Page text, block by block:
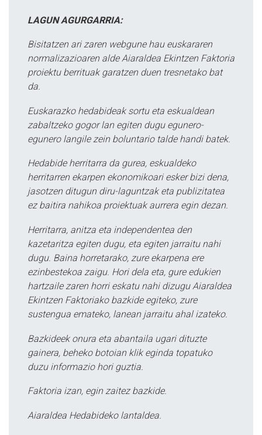
LAGUN AGURGARRIA:
Bisitatzen ari zaren webgune hau euskararen
normalizazioaren alde Aiaraldea Ekintzen Faktoria
proiektu berrituak garatzen duen tresnetako bat
da.
Euskarazko hedabideak sortu eta eskualdean
zabaltzeko gogor lan egiten dugu egunero-
egunero langile zein boluntario talde handi batek.
Hedabide herritarra da gurea, eskualdeko
herritarren ekarpen ekonomikoari esker bizi dena,
jasotzen ditugun diru-laguntzak eta publizitatea
ez baitira nahikoa proiektuak aurrera egin dezan.
Herritarra, anitza eta independentea den
kazetaritza egiten dugu, eta egiten jarraitu nahi
dugu. Baina horretarako, zure ekarpena ere
ezinbestekoa zaigu. Hori dela eta, gure edukien
hartzaile zaren horri eskatu nahi dizugu Aiaraldea
Ekintzen Faktoriako bazkide egiteko, zure
sustengua emateko, lanean jarraitu ahal izateko.
Bazkideek onura eta abantaila ugari dituzte
gainera, beheko botoian klik eginda topatuko
duzu informazio hori guztia.
Faktoria izan, egin zaitez bazkide.
Aiaraldea Hedabideko lantaldea.